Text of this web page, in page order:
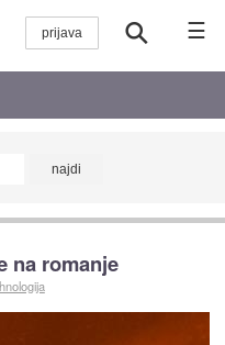
☰
na romanje